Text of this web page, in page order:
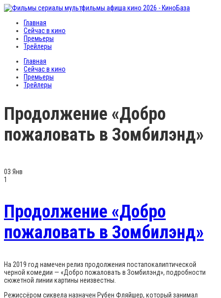
Главная
Сейчас в кино
Премьеры
Трейлеры
Главная
Сейчас в кино
Премьеры
Трейлеры
Продолжение «Добро
пожаловать в Зомбилэнд»
03 Янв
1
Продолжение «Добро
пожаловать в Зомбилэнд»
На 2019 год намечен релиз продолжения постапокалиптической
черной комедии — «Добро пожаловать в Зомбилэнд», подробности
сюжетной линии картины неизвестны.
Режиссёром сиквела назначен Рубен Фляйшер, который занимал